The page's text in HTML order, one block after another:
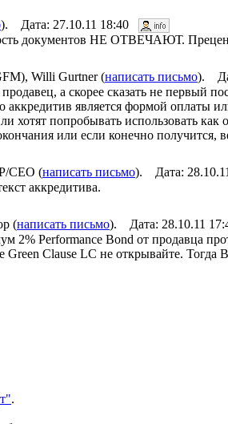
). Дата: 27.10.11 18:40
документов НЕ ОТВЕЧАЮТ.
Willi Gurtner (написать письмо).
а скорее сказать не первый
аккредитив является формой
хотят попробывать использовать
или если конечно получится,
CEO (написать письмо). Дата:
аккредитива.
(написать письмо). Дата: 28.10.11
2% Performance Bond от продавца
Clause LC не открывайте.
.